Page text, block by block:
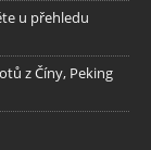
u přehledu
z Číny, Peking